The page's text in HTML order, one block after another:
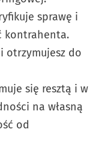
sprawę i
kontrahenta.
otrzymujesz do
się resztą i w
na własną
od